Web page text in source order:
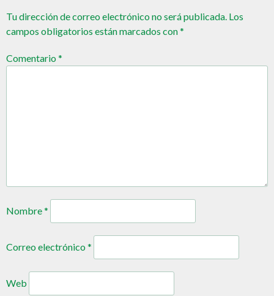
Tu dirección de correo electrónico no será publicada. Los
campos obligatorios están marcados con*
Comentario*
Nombre*
Correo electrónico*
Web